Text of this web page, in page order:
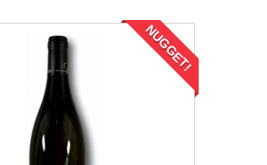
NUGGET!